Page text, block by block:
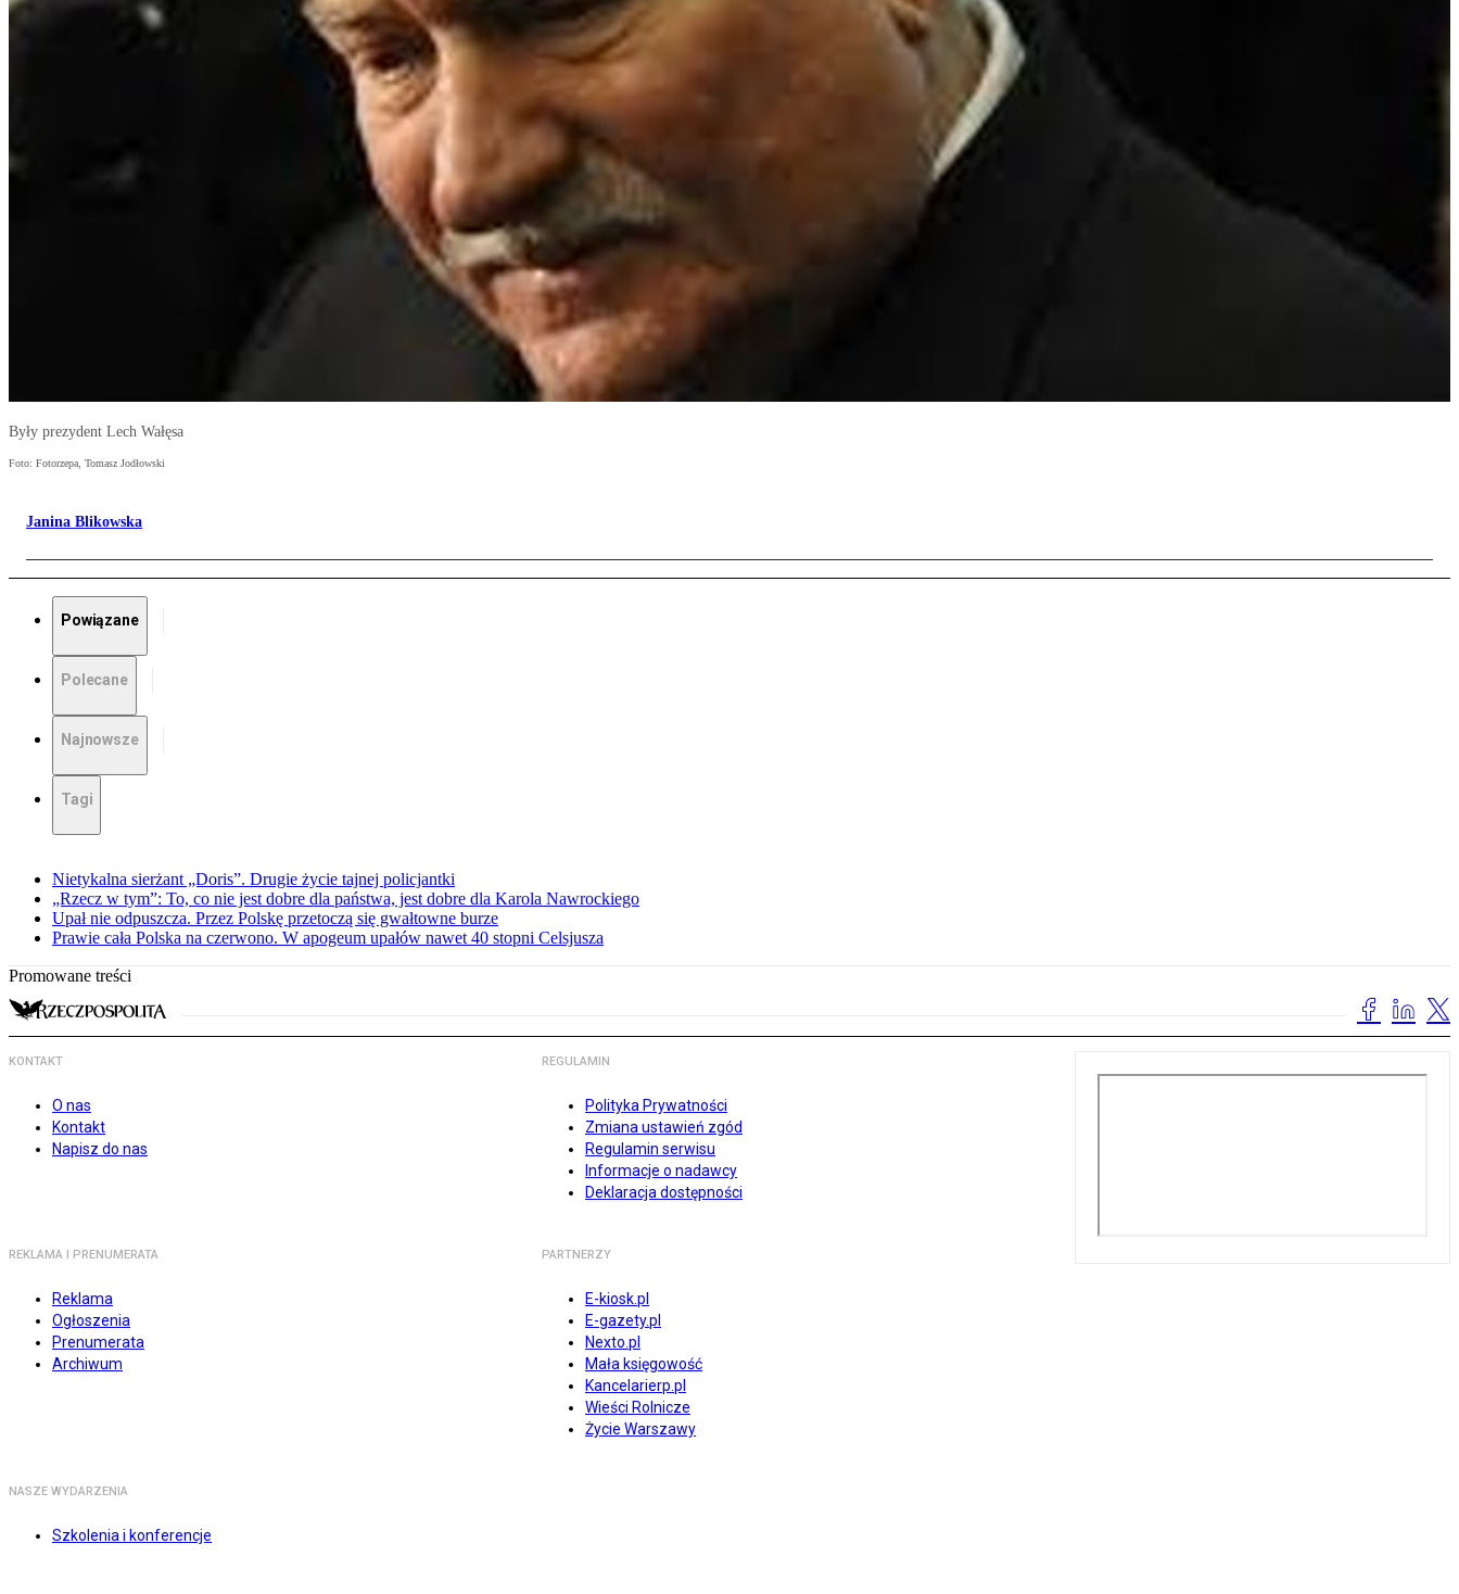
Były prezydent Lech Wałęsa
Foto: Fotorzepa, Tomasz Jodłowski
Janina Blikowska
Powiązane
Polecane
Najnowsze
Tagi
Nietykalna sierżant „Doris”. Drugie życie tajnej policjantki
„Rzecz w tym”: To, co nie jest dobre dla państwa, jest dobre dla Karola Nawrockiego
Upał nie odpuszcza. Przez Polskę przetoczą się gwałtowne burze
Prawie cała Polska na czerwono. W apogeum upałów nawet 40 stopni Celsjusza
Promowane treści
KONTAKT
O nas
Kontakt
Napisz do nas
REGULAMIN
Polityka Prywatności
Zmiana ustawień zgód
Regulamin serwisu
Informacje o nadawcy
Deklaracja dostępności
REKLAMA I PRENUMERATA
Reklama
Ogłoszenia
Prenumerata
Archiwum
PARTNERZY
E-kiosk.pl
E-gazety.pl
Nexto.pl
Mała księgowość
Kancelarierp.pl
Wieści Rolnicze
Życie Warszawy
NASZE WYDARZENIA
Szkolenia i konferencje